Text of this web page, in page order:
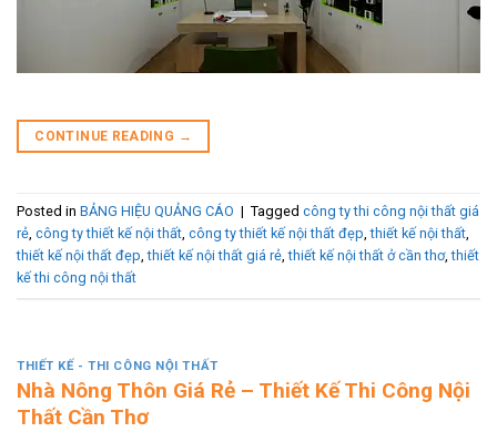
CONTINUE READING →
Posted in BẢNG HIỆU QUẢNG CÁO | Tagged công ty thi công nội thất giá
rẻ công ty thiết kế nội thất công ty thiết kế nội thất đẹp ,thiết kế nội thất
thiết kế nội thất đẹp ,thiết kế nội thất giá rẻ ,thiết kế nội thất ở cần thơ,thiết
kế thi công nội thất
THIẾT KẾ - THI CÔNG NỘI THẤT
Nhà Nông Thôn Giá Rẻ – Thiết Kế Thi Công Nội
Thất Cần Thơ